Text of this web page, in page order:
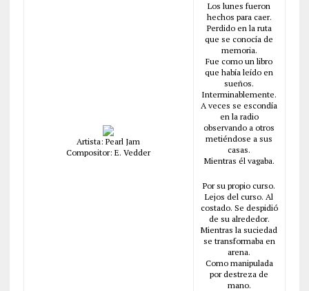
Artista: Pearl Jam
Compositor: E. Vedder
Los lunes fueron
hechos para caer.
Perdido en la ruta
que se conocía de
memoria.
Fue como un libro
que había leído en
sueños.
Interminablemente.
A veces se escondía
en la radio
observando a otros
metiéndose a sus
casas.
Mientras él vagaba.
Por su propio curso.
Lejos del curso. Al
costado. Se despidió
de su alrededor.
Mientras la suciedad
se transformaba en
arena.
Como manipulada
por destreza de
mano.